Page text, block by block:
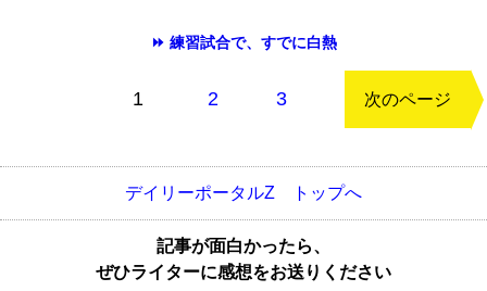
⏩ 練習試合で、すでに白熱
1 2 3 次のページ
デイリーポータルZ トップへ
記事が面白かったら、
ぜひライターに感想をお送りください